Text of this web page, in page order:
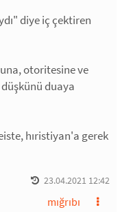
diye iç çektiren
otoritesine ve
duaya
hıristiyan'a gerek
23.04.2021 12:42
mığrıbı